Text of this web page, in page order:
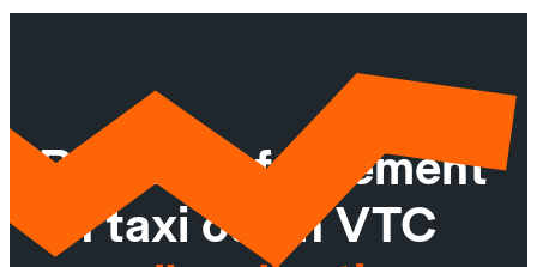
Réservez facilement
un taxi ou un VTC